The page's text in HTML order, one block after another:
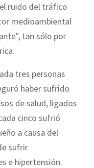
ruido del tráfico
medioambiental
tan sólo por
tres personas
haber sufrido
de salud, ligados
cinco sufrió
a causa del
sufrir
e hipertensión.